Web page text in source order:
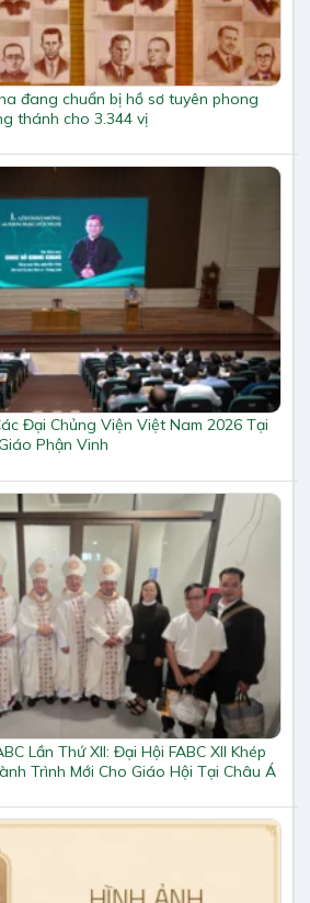
đang chuẩn bị hồ sơ tuyên phong
thánh cho 3.344 vị
Đại Chủng Viện Việt Nam 2026 Tại
Phận Vinh
Lần Thứ XII: Đại Hội FABC XII Khép
Trình Mới Cho Giáo Hội Tại Châu Á